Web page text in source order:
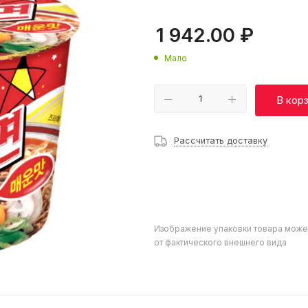
1 942.00 ₽
Мало
В
Рассчитать доставку
Изображение упаковки товара
от фактического внешнего вида